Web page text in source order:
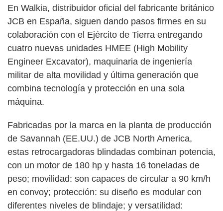
En Walkia, distribuidor oficial del fabricante británico
JCB en España, siguen dando pasos firmes en su
colaboración con el Ejército de Tierra entregando
cuatro nuevas unidades HMEE (High Mobility
Engineer Excavator), maquinaria de ingeniería
militar de alta movilidad y última generación que
combina tecnología y protección en una sola
máquina.
Fabricadas por la marca en la planta de producción
de Savannah (EE.UU.) de JCB North America,
estas retrocargadoras blindadas combinan potencia,
con un motor de 180 hp y hasta 16 toneladas de
peso; movilidad: son capaces de circular a 90 km/h
en convoy; protección: su diseño es modular con
diferentes niveles de blindaje; y versatilidad: